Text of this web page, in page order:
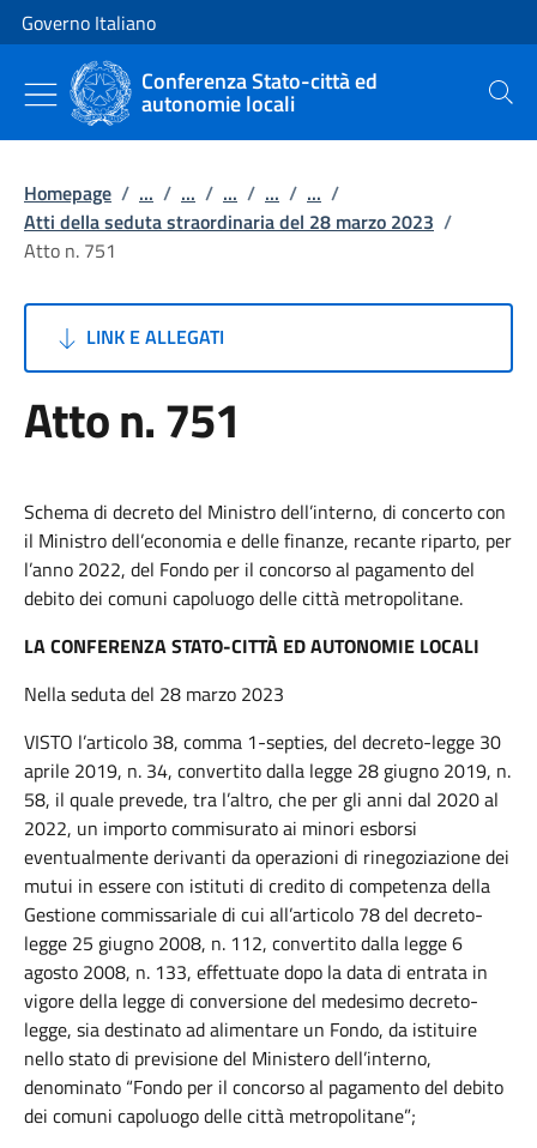
Vai al contenuto
Vai alla navigazione del sito
Governo Italiano
Conferenza Stato-città ed
autonomie locali Cerca
Homepage / ... / ... / ... / ... / ... /
Atti della seduta straordinaria del 28 marzo 2023 /
Atto n. 751
LINK E ALLEGATI
Atto n. 751
Schema di decreto del Ministro dell’interno, di concerto con
il Ministro dell’economia e delle finanze, recante riparto, per
l’anno 2022, del Fondo per il concorso al pagamento del
debito dei comuni capoluogo delle città metropolitane.
LA CONFERENZA STATO-CITTÀ ED AUTONOMIE LOCALI
Nella seduta del 28 marzo 2023
VISTO l’articolo 38, comma 1-septies, del decreto-legge 30
aprile 2019, n. 34, convertito dalla legge 28 giugno 2019, n.
58, il quale prevede, tra l’altro, che per gli anni dal 2020 al
2022, un importo commisurato ai minori esborsi
eventualmente derivanti da operazioni di rinegoziazione dei
mutui in essere con istituti di credito di competenza della
Gestione commissariale di cui all’articolo 78 del decreto-
legge 25 giugno 2008, n. 112, convertito dalla legge 6
agosto 2008, n. 133, effettuate dopo la data di entrata in
vigore della legge di conversione del medesimo decreto-
legge, sia destinato ad alimentare un Fondo, da istituire
nello stato di previsione del Ministero dell’interno,
denominato “Fondo per il concorso al pagamento del debito
dei comuni capoluogo delle città metropolitane”;